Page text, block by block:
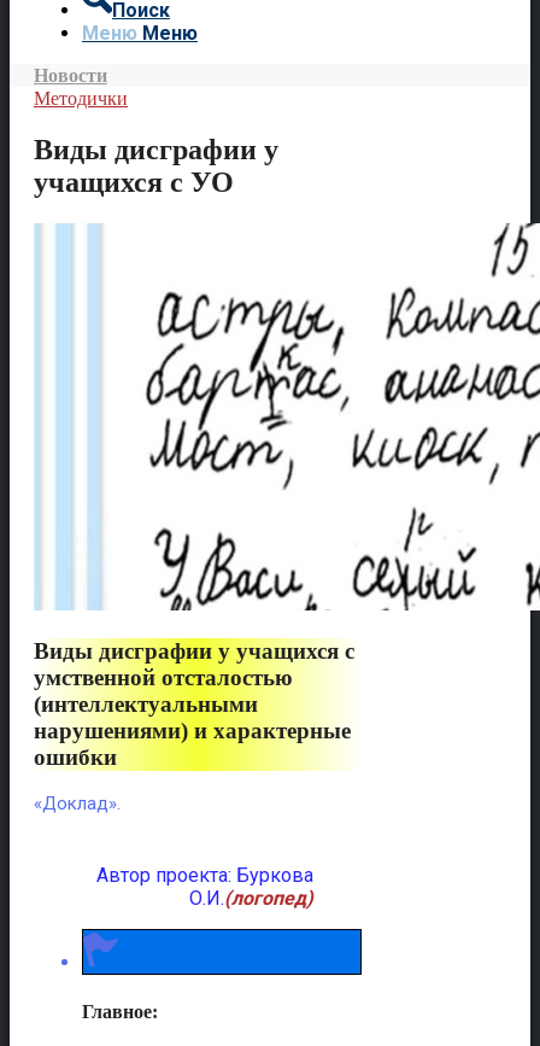
Поиск
Меню Меню
Новости
Методички
Виды дисграфии у
учащихся с УО
Виды дисграфии у учащихся с
умственной отсталостью
(интеллектуальными
нарушениями) и характерные
ошибки
«Доклад».
Автор проекта: Буркова
О.И.(логопед)
Главное: